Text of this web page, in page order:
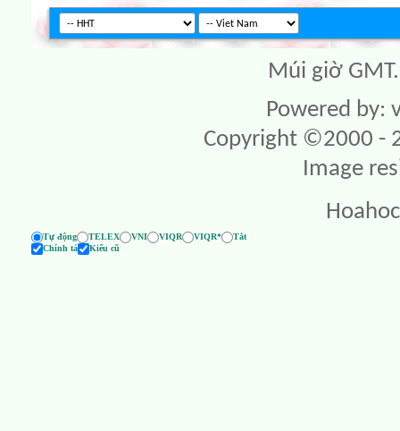
Múi giờ
Powered by:
Copyright ©2000 -
Image
Tự động TELEX VNI VIQR VIQR*
Tắt
Chính tả
Kiểu cũ